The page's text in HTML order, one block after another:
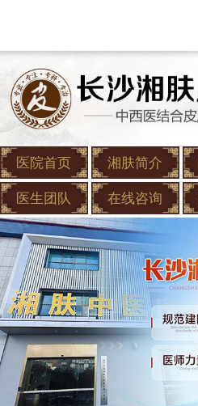
医院首页 湘肤简介
医生团队 在线咨询